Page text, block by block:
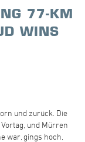
77-KM
WINS
und zurück. Die
und Mürren
war, gings hoch,